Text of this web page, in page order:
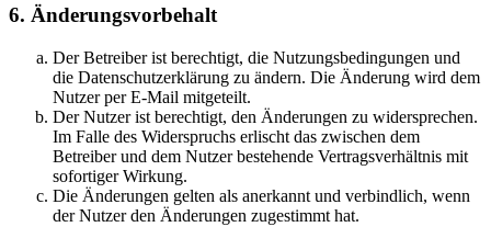
6. Änderungsvorbehalt
Der Betreiber ist berechtigt, die Nutzungsbedingungen und
die Datenschutzerklärung zu ändern. Die Änderung wird dem
Nutzer per E-Mail mitgeteilt.
Der Nutzer ist berechtigt, den Änderungen zu widersprechen.
Im Falle des Widerspruchs erlischt das zwischen dem
Betreiber und dem Nutzer bestehende Vertragsverhältnis mit
sofortiger Wirkung.
Die Änderungen gelten als anerkannt und verbindlich, wenn
der Nutzer den Änderungen zugestimmt hat.